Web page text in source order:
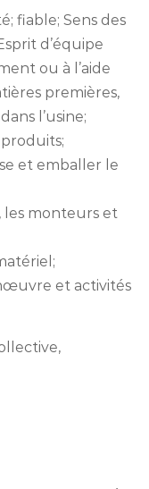
fiable; Sens des
d’équipe
ou à l’aide
premières,
l’usine;
et emballer le
les monteurs et
et activités